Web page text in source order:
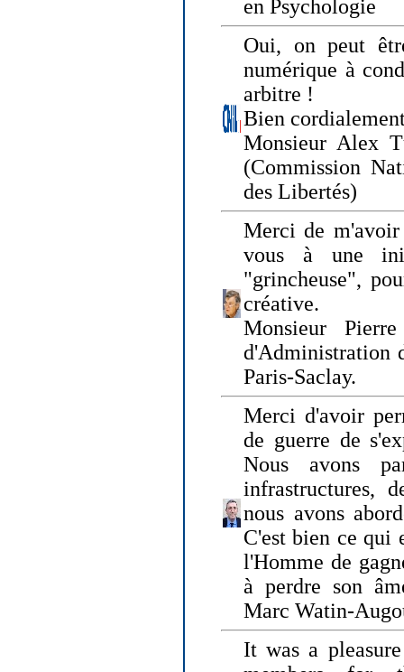
en Psychologie
Oui, on peut
numérique à
arbitre !
Bien
Monsieur Alex
(Commission
des Libertés)
Merci de
vous à une
"grincheuse",
créative.
Monsieur
d'Administration
Paris-Saclay.
Merci d'avoir
de guerre de
Nous avons
infrastructures,
nous avons
C'est bien ce qui
l'Homme de
à perdre son
Marc Watin-
It was a